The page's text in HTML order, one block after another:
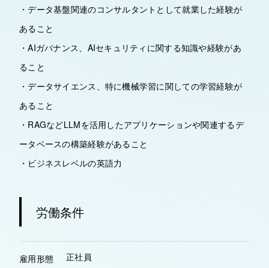
・データ基盤関連のコンサルタントとして就業した経験が
あること
・AIガバナンス、AIセキュリティに関する知識や経験があ
ること
・データサイエンス、特に機械学習に関しての学習経験が
あること
・RAGなどLLMを活用したアプリケーションや関連するデ
ータベースの構築経験があること
・ビジネスレベルの英語力
労働条件
雇用形態 正社員